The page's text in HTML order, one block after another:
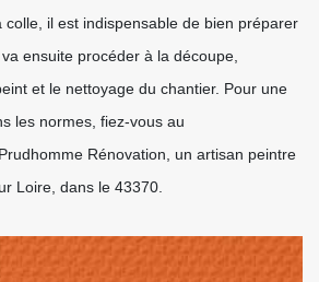
colle, il est indispensable de bien préparer
ensuite procéder à la découpe,
et le nettoyage du chantier. Pour une
les normes, fiez-vous au
Rénovation, un artisan peintre
Loire, dans le 43370.